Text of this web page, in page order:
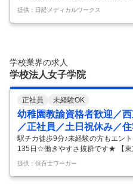
駅近(5分以内) / 社会保険完備 / 准
支給 / 退職金あり / 住宅手当 / 研修
所（保育園） / 40代 / 50代…
提供：日経メディカルワークス
学校業界の求人
学校法人女子学院
正社員 未経験OK
幼稚園教諭資格者歓迎／
／正社員／土日祝休み／
駅チカ
駅チカ徒歩9分♪未経験の方もエン
135日☆働きやすさ抜群です★ 【東
[交通費支給休日：土日休み住宅補
験歓迎産休・育児休暇経験者優遇
設名】:東京女子学院幼稚園 【施設
東伏見駅 西武新宿線 【雇用形態
提供：保育士ワーカー